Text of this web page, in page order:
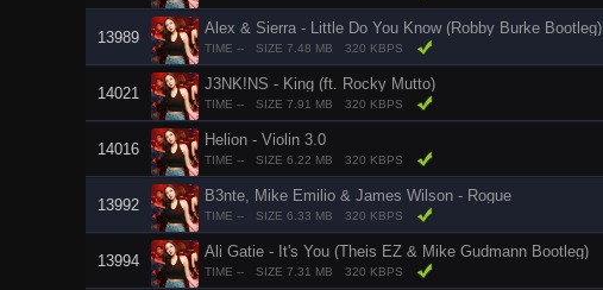
13989
Alex & Sierra - Little Do You Know (Robby Burke Bootleg)
TIME -- SIZE 7.48 MB 320 KBPS
14021
J3NK!NS - King (ft. Rocky Mutto)
TIME -- SIZE 7.91 MB 320 KBPS
14016
Helion - Violin 3.0
TIME -- SIZE 6.22 MB 320 KBPS
13992
B3nte, Mike Emilio & James Wilson - Rogue
TIME -- SIZE 6.33 MB 320 KBPS
13994
Ali Gatie - It's You (Theis EZ & Mike Gudmann Bootleg)
TIME -- SIZE 7.31 MB 320 KBPS